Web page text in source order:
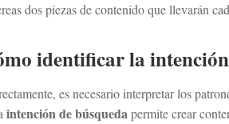
dos piezas de contenido que llevarán
identificar la
es necesario interpretar los
intención de búsquedapermite crear